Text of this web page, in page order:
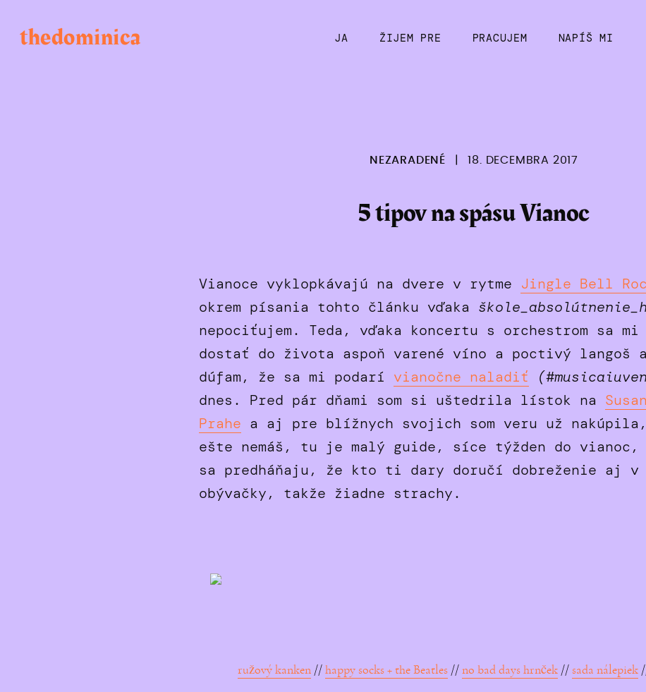
content
thedominica JA ŽIJEM PRE PRACUJEM NAPÍŠ MI
NEZARADENÉ 18. DECEMBRA 2017
5 tipov na spásu Vianoc
Vianoce vyklopkávajú na dvere v rytme Jingle Bell
okrem písania tohto článku vďaka
nepociťujem. Teda, vďaka koncertu s orchestrom sa
dostať do života aspoň varené víno a poctivý langoš
dúfam, že sa mi podarí vianočne naladiť
dnes. Pred pár dňami som si uštedrila lístok na
Prahe a aj pre blížnych svojich som veru už
ešte nemáš, tu je malý guide, síce týžden do vianoc,
sa predháňaju, že kto ti dary doručí dobreženie aj v
obývačky, takže žiadne strachy.
ružový kanken//happy socks + the Beatles//no bad days hrnček//sada nálepiek